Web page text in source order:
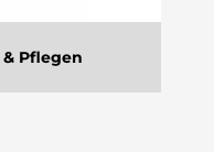
Pflegen